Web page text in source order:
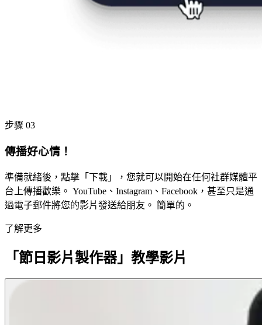
步骤 03
傳播好心情！
準備就緒後，點擊「下載」，您就可以開始在任何社群媒體平
台上傳播歡樂。 YouTube、Instagram、Facebook，甚至只是通
過電子郵件將您的影片發送給朋友。 簡單的。
了解更多
「節日影片製作器」教學影片